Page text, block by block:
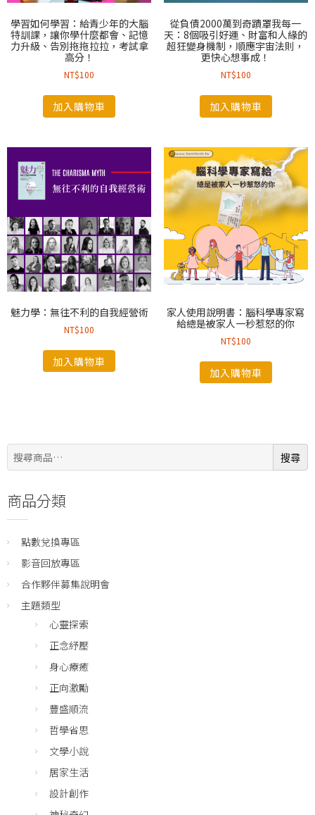
學習如何學習：給青少年的大腦
特訓課，讓你學什麼都會、記憶
力升級、告別拖拖拉拉，考試拿
高分！
NT$100
加入購物車
從負債2000萬到奇蹟罩我每一
天：8個吸引好運、財富和人緣的
超狂變身機制，順應宇宙法則，
更快心想事成！
NT$100
加入購物車
魅力學：無往不利的自我經營術
NT$100
加入購物車
家人使用說明書：腦科學專家寫
給總是被家人一秒惹怒的你
NT$100
加入購物車
搜
尋:
搜尋
商品分類
點數兌換專區
影音回放專區
合作夥伴募集說明會
主題類型
心靈探索
正念紓壓
身心療癒
正向激勵
豐盛順流
哲學省思
文學小說
居家生活
設計創作